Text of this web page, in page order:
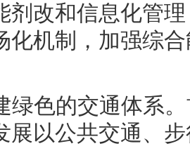
剂改和信息化管
化机制，加强综
绿色的交通体系
展以公共交通、